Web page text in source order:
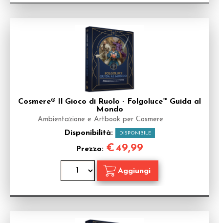
Cosmere® Il Gioco di Ruolo - Folgoluce™ Guida al
Mondo
Ambientazione e Artbook per Cosmere
Disponibilità: DISPONIBILE
Prezzo: €49,99